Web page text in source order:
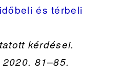
és térbeli
kérdései.
81–85.